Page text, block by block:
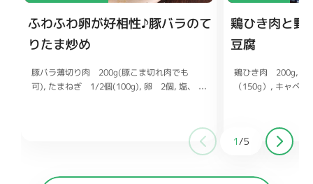
ふわふわ卵が好相性♪豚バラのて
りたま炒め
豚バラ薄切り肉 200g(豚こま切れ肉でも
可) たまねぎ 1/2個(100g) 卵 2個 塩、
酒 大さ
砂糖 大
鶏ひき肉と
豆腐
鶏ひき肉 200g
（150g） キャベ
和風だしの素 小
が チューブ1〜
1/5